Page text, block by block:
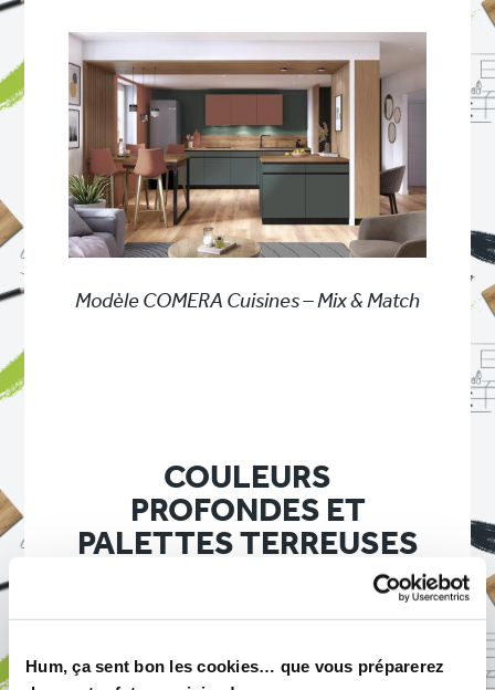
Hum, ça sent bon les cookies… que vous préparerez
Modèle COMERA Cuisines – Mix & Match
COULEURS
PROFONDES ET
PALETTES TERREUSES
Lescouleurs cuisine 2026confirment
profit de teintes plus profondes et plus